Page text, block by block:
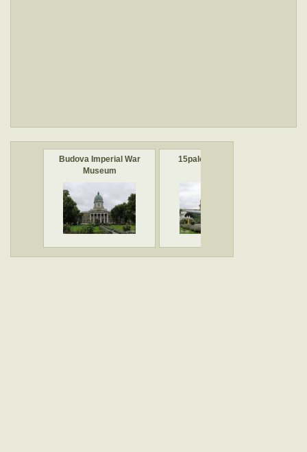
Budova Imperial War
Museum
15palcové námořní